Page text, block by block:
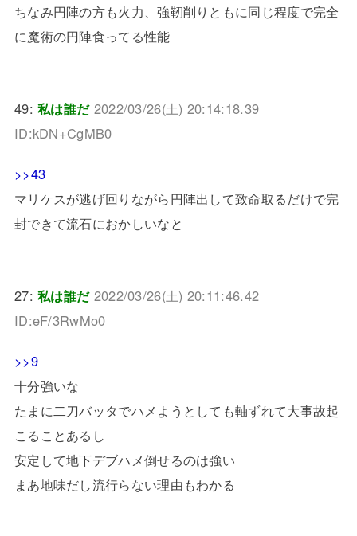
ちなみ円陣の方も火力、強靭削りともに同じ程度で完全
に魔術の円陣食ってる性能
49:私は誰だ 2022/03/26(土) 20:14:18.39
ID:kDN+CgMB0
>>43
マリケスが逃げ回りながら円陣出して致命取るだけで完
封できて流石におかしいなと
27:私は誰だ 2022/03/26(土) 20:11:46.42
ID:eF/3RwMo0
>>9
十分強いな
たまに二刀バッタでハメようとしても軸ずれて大事故起
こることあるし
安定して地下デブハメ倒せるのは強い
まあ地味だし流行らない理由もわかる